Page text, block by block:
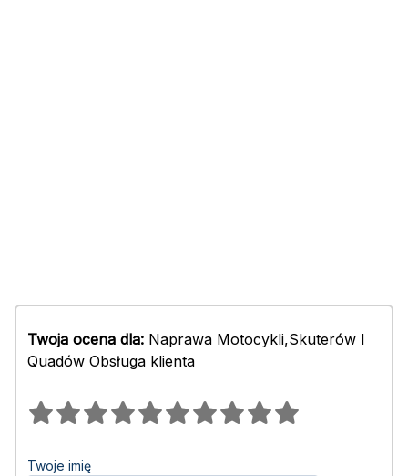
Twoja ocena dla: Naprawa Motocykli,Skuterów I
Quadów Obsługa klienta
Twoje imię